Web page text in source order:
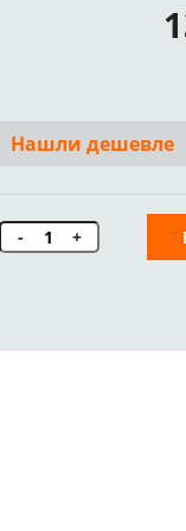
Нашли дешевле
- +